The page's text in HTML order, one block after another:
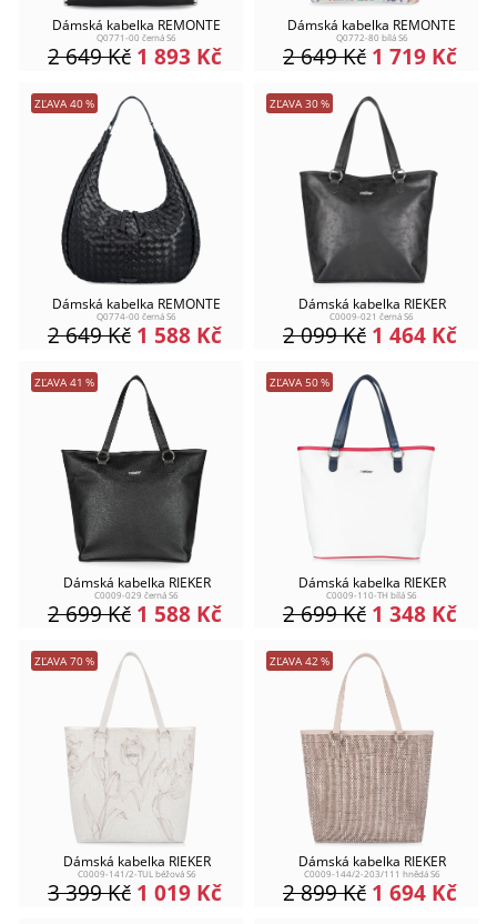
Dámská kabelka REMONTE
Q0771-00 černá S6
1 893 Kč
2 649Kč
Dámská kabelka REMONTE
Q0772-80 bílá S6
1 719 Kč
2 649Kč
ZĽAVA 40%
Dámská kabelka REMONTE
Q0774-00 černá S6
1 588 Kč
2 649Kč
ZĽAVA 30%
Dámská kabelka RIEKER
C0009-021 černá S6
1 464 Kč
2 099Kč
ZĽAVA 41 %
Dámská kabelka RIEKER
C0009-029 černá S6
1 588 Kč
2 699Kč
ZĽAVA 50%
Dámská kabelka RIEKER
C0009-110-TH bílá S6
1 348 Kč
2 699Kč
ZĽAVA 70%
Dámská kabelka RIEKER
C0009-141/2-TUL béžová S6
1 019 Kč
3 399Kč
ZĽAVA 42%
Dámská kabelka RIEKER
C0009-144/2-203/111 hnědá S6
1 694 Kč
2 899Kč